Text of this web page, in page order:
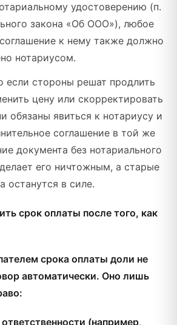
удостоверению (п.
закона «Об ООО»), любое
к нему также должно
нотариусом.
если стороны решат продлить
цену или скорректировать
обязаны явиться к нотариусу и
соглашение в той же
документа без нотариального
его ничтожным, а старые
останутся в силе.
срок оплаты после того, как
срока оплаты доли не
автоматически. Оно лишь
(например,